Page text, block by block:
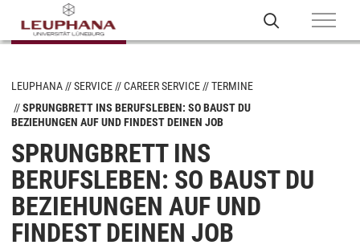
LEUPHANA SERVICE CAREER SERVICE
TERMINE
SPRUNGBRETT INS BERUFSLEBEN: SO BAUST DU
BEZIEHUNGEN AUF UND FINDEST DEINEN JOB
SPRUNGBRETT INS
BERUFSLEBEN: SO BAUST DU
BEZIEHUNGEN AUF UND
FINDEST DEINEN JOB